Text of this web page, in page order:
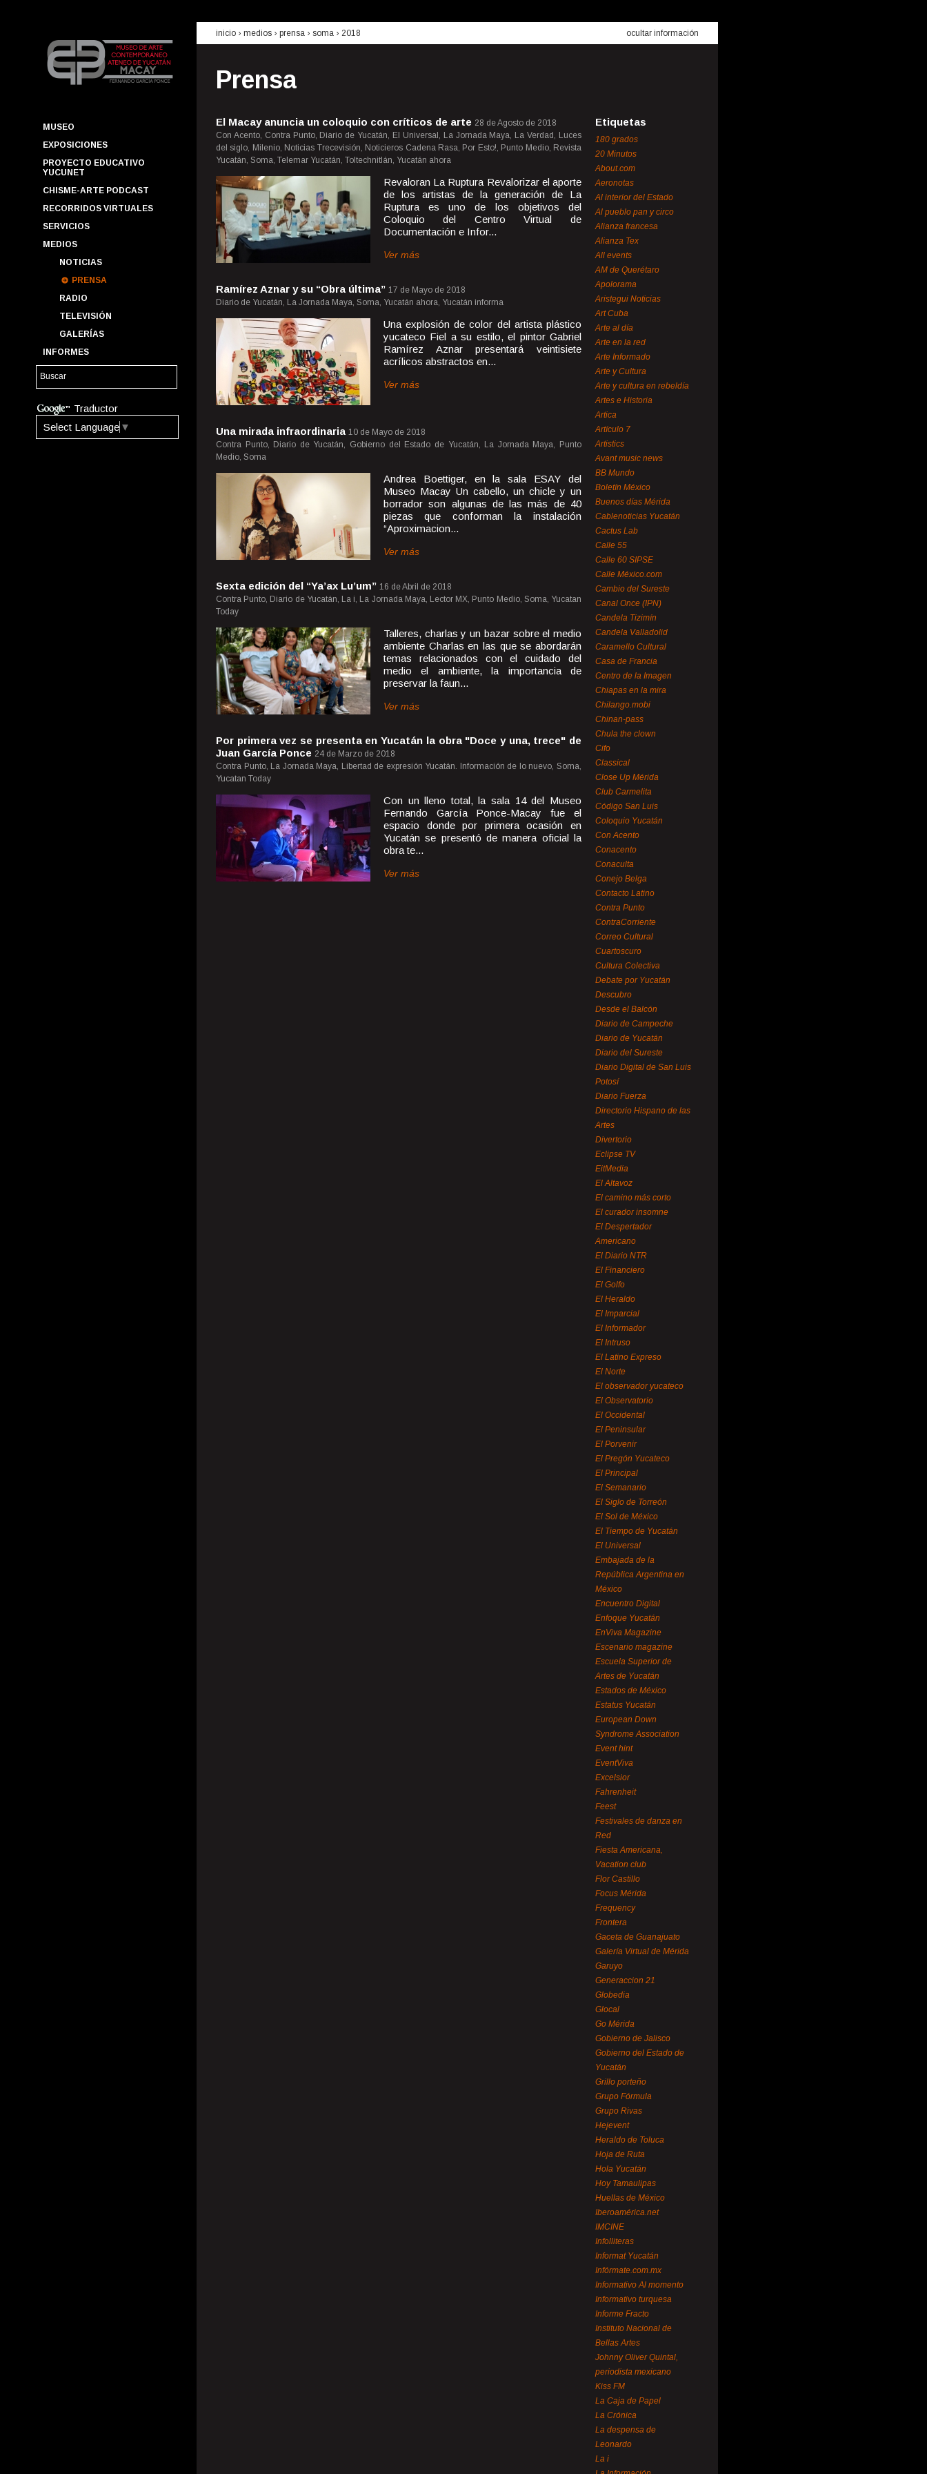
MUSEO
EXPOSICIONES
PROYECTO EDUCATIVO
YUCUNET
CHISME-ARTE PODCAST
RECORRIDOS VIRTUALES
SERVICIOS
MEDIOS
NOTICIAS
PRENSA
RADIO
TELEVISIÓN
GALERÍAS
INFORMES
Traductor
Select Language ▼
inicio › medios › prensa › soma › 2018 ocultar información
Prensa
El Macay anuncia un coloquio con críticos de arte 28 de Agosto de 2018
Con Acento, Contra Punto, Diario de Yucatán, El Universal, La Jornada Maya, La Verdad, Luces
del siglo, Milenio, Noticias Trecevisión, Noticieros Cadena Rasa, Por Esto!, Punto Medio, Revista
Yucatán, Soma, Telemar Yucatán, Toltechnitlán, Yucatán ahora
Revaloran La Ruptura Revalorizar el aporte
de los artistas de la generación de La
Ruptura es uno de los objetivos del
Coloquio del Centro Virtual de
Documentación e Infor...
Ver más
Ramírez Aznar y su “Obra última” 17 de Mayo de 2018
Diario de Yucatán, La Jornada Maya, Soma, Yucatán ahora, Yucatán informa
Una explosión de color del artista plástico
yucateco Fiel a su estilo, el pintor Gabriel
Ramírez Aznar presentará veintisiete
acrílicos abstractos en...
Ver más
Una mirada infraordinaria 10 de Mayo de 2018
Contra Punto, Diario de Yucatán, Gobierno del Estado de Yucatán, La Jornada Maya, Punto
Medio, Soma
Andrea Boettiger, en la sala ESAY del
Museo Macay Un cabello, un chicle y un
borrador son algunas de las más de 40
piezas que conforman la instalación
“Aproximacion...
Ver más
Sexta edición del “Ya’ax Lu’um” 16 de Abril de 2018
Contra Punto, Diario de Yucatán, La i, La Jornada Maya, Lector MX, Punto Medio, Soma, Yucatan
Today
Talleres, charlas y un bazar sobre el medio
ambiente Charlas en las que se abordarán
temas relacionados con el cuidado del
medio el ambiente, la importancia de
preservar la faun...
Ver más
Por primera vez se presenta en Yucatán la obra "Doce y una, trece" de
Juan García Ponce 24 de Marzo de 2018
Contra Punto, La Jornada Maya, Libertad de expresión Yucatán. Información de lo nuevo, Soma,
Yucatan Today
Con un lleno total, la sala 14 del Museo
Fernando García Ponce-Macay fue el
espacio donde por primera ocasión en
Yucatán se presentó de manera oficial la
obra te...
Ver más
Etiquetas
180 grados
20 Minutos
About.com
Aeronotas
Al interior del Estado
Al pueblo pan y circo
Alianza francesa
Alianza Tex
All events
AM de Querétaro
Apolorama
Aristegui Noticias
Art Cuba
Arte al día
Arte en la red
Arte Informado
Arte y Cultura
Arte y cultura en rebeldía
Artes e Historia
Artica
Artículo 7
Artistics
Avant music news
BB Mundo
Boletín México
Buenos días Mérida
Cablenoticias Yucatán
Cactus Lab
Calle 55
Calle 60 SIPSE
Calle México.com
Cambio del Sureste
Canal Once (IPN)
Candela Tizimín
Candela Valladolid
Caramello Cultural
Casa de Francia
Centro de la Imagen
Chiapas en la mira
Chilango.mobi
Chinan-pass
Chula the clown
Cifo
Classical
Close Up Mérida
Club Carmelita
Código San Luis
Coloquio Yucatán
Con Acento
Conacento
Conaculta
Conejo Belga
Contacto Latino
Contra Punto
ContraCorriente
Correo Cultural
Cuartoscuro
Cultura Colectiva
Debate por Yucatán
Descubro
Desde el Balcón
Diario de Campeche
Diario de Yucatán
Diario del Sureste
Diario Digital de San Luis
Potosí
Diario Fuerza
Directorio Hispano de las
Artes
Divertorio
Eclipse TV
EitMedia
El Altavoz
El camino más corto
El curador insomne
El Despertador
Americano
El Diario NTR
El Financiero
El Golfo
El Heraldo
El Imparcial
El Informador
El Intruso
El Latino Expreso
El Norte
El observador yucateco
El Observatorio
El Occidental
El Peninsular
El Porvenir
El Pregón Yucateco
El Principal
El Semanario
El Siglo de Torreón
El Sol de México
El Tiempo de Yucatán
El Universal
Embajada de la
República Argentina en
México
Encuentro Digital
Enfoque Yucatán
EnViva Magazine
Escenario magazine
Escuela Superior de
Artes de Yucatán
Estados de México
Estatus Yucatán
European Down
Syndrome Association
Event hint
EventViva
Excelsior
Fahrenheit
Feest
Festivales de danza en
Red
Fiesta Americana,
Vacation club
Flor Castillo
Focus Mérida
Frequency
Frontera
Gaceta de Guanajuato
Galería Virtual de Mérida
Garuyo
Generaccion 21
Globedia
Glocal
Go Mérida
Gobierno de Jalisco
Gobierno del Estado de
Yucatán
Grillo porteño
Grupo Fórmula
Grupo Rivas
Hejevent
Heraldo de Toluca
Hoja de Ruta
Hola Yucatán
Hoy Tamaulipas
Huellas de México
Iberoamérica.net
IMCINE
Infolliteras
Informat Yucatán
Infórmate.com.mx
Informativo Al momento
Informativo turquesa
Informe Fracto
Instituto Nacional de
Bellas Artes
Johnny Oliver Quintal,
periodista mexicano
Kiss FM
La Caja de Papel
La Crónica
La despensa de
Leonardo
La i